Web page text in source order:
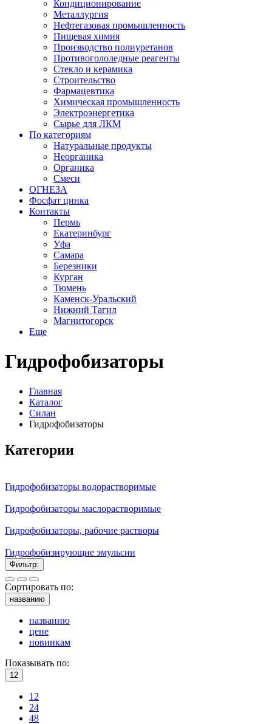
Кондиционирование
Металлургия
Нефтегазовая промышленность
Пищевая химия
Производство полиуретанов
Противогололедные реагенты
Стекло и керамика
Строительство
Фармацевтика
Химическая промышленность
Электроэнергетика
Сырье для ЛКМ
По категориям
Натуральные продукты
Неорганика
Органика
Смеси
ОГНЕЗА
Фосфат цинка
Контакты
Пермь
Екатеринбург
Уфа
Самара
Березники
Курган
Тюмень
Каменск-Уральский
Нижний Тагил
Магнитогорск
Еще
Гидрофобизаторы
Главная
Каталог
Силан
Гидрофобизаторы
Категории
Гидрофобизаторы водорастворимые
Гидрофобизаторы маслорастворимые
Гидрофобизаторы, рабочие растворы
Гидрофобизирующие эмульсии
Фильтр:
Сортировать по:
названию
названию
цене
новинкам
Показывать по:
12
12
24
48